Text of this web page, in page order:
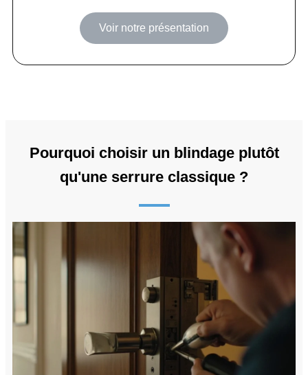
Voir notre présentation
Pourquoi choisir un blindage plutôt
qu'une serrure classique ?